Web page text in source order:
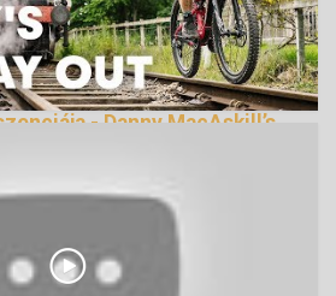
- Danny MacAskill’s